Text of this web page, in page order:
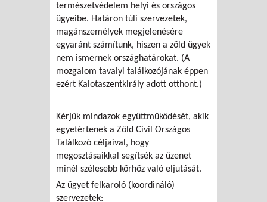
természetvédelem helyi és országos
ügyeibe. Határon túli szervezetek,
magánszemélyek megjelenésére
egyaránt számítunk, hiszen a zöld ügyek
nem ismernek országhatárokat. (A
mozgalom tavalyi találkozójának éppen
ezért Kalotaszentkirály adott otthont.)
Kérjük mindazok együttműködését, akik
egyetértenek a Zöld Civil Országos
Találkozó céljaival, hogy
megosztásaikkal segítsék az üzenet
minél szélesebb körhöz való eljutását.
Az ügyet felkaroló (koordináló)
szervezetek: